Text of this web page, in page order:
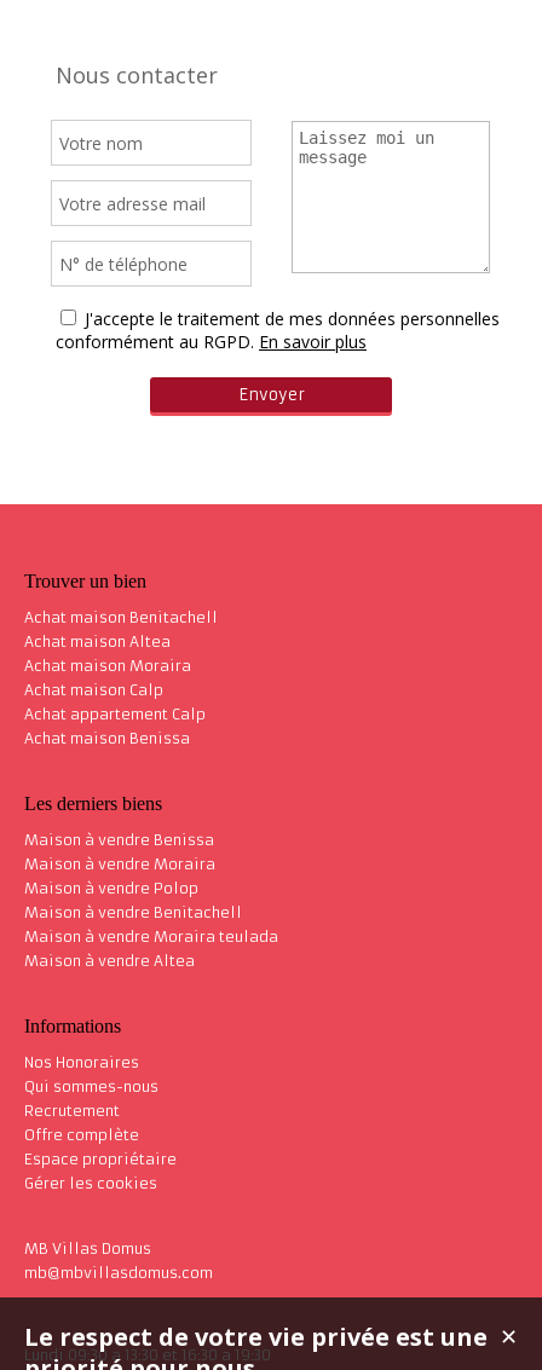
Nous contacter
J'accepte le traitement de mes données personnelles
conformément au RGPD. En savoir plus
Trouver un bien
Achat maison Benitachell
Achat maison Altea
Achat maison Moraira
Achat maison Calp
Achat appartement Calp
Achat maison Benissa
Les derniers biens
Maison à vendre Benissa
Maison à vendre Moraira
Maison à vendre Polop
Maison à vendre Benitachell
Maison à vendre Moraira teulada
Maison à vendre Altea
Informations
Nos Honoraires
Qui sommes-nous
Recrutement
Offre complète
Espace propriétaire
Gérer les cookies
MB Villas Domus
mb@mbvillasdomus.com
Lundi 09:30 a 13:30 et 16:30 a 19:30
✕
Le respect de votre vie privée est une